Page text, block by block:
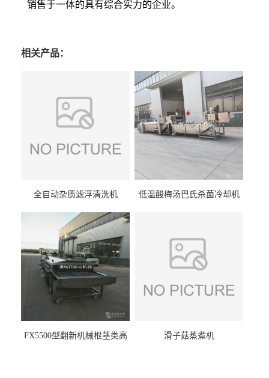
销售于一体的具有综合实力的企业。
相关产品：
全自动杂质滤浮清洗机 低温酸梅汤巴氏杀菌冷却机
FX5500型翻新机械根茎类高
滑子菇蒸煮机